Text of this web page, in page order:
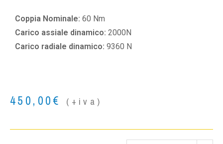
Coppia Nominale: 60 Nm
Carico assiale dinamico: 2000N
Carico radiale dinamico: 9360 N
450,00€ (+iva)